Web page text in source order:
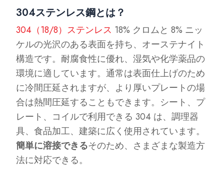
304ステンレス鋼とは？
304（18/8）ステンレス 18% クロムと 8% ニッ
ケルの光沢のある表面を持ち、オーステナイト
構造です。耐腐食性に優れ、湿気や化学薬品の
環境に適しています。通常は表面仕上げのため
に冷間圧延されますが、より厚いプレートの場
合は熱間圧延することもできます。シート、プ
レート、コイルで利用できる 304 は、調理器
具、食品加工、建築に広く使用されています。
簡単に溶接できるそのため、さまざまな製造方
法に対応できる。